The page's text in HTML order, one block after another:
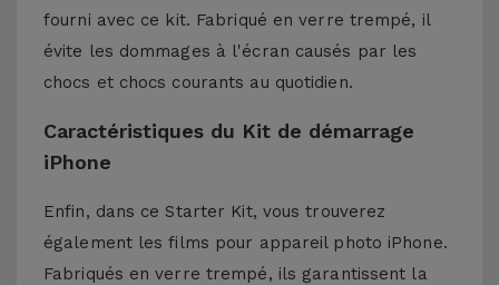
fourni avec ce kit. Fabriqué en verre trempé, il
évite les dommages à l'écran causés par les
chocs et chocs courants au quotidien.
Caractéristiques du Kit de démarrage
iPhone
Enfin, dans ce Starter Kit, vous trouverez
également les films pour appareil photo iPhone.
Fabriqués en verre trempé, ils garantissent la